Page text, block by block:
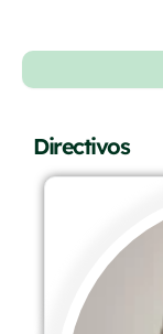
Directivos